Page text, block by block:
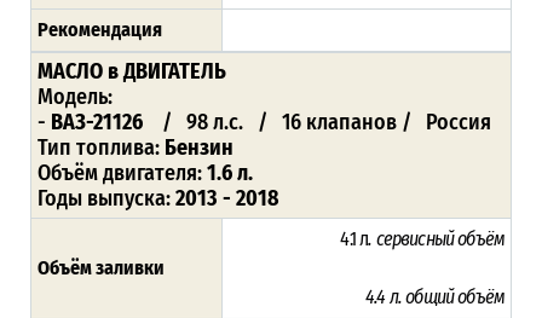
Рекомендация
МАСЛО в ДВИГАТЕЛЬ
Модель:
- ВАЗ-21126 / 98 л.с. / 16 клапанов / Россия
Тип топлива: Бензин
Объём двигателя:1.6 л.
Годы выпуска:2013 - 2018
Объём заливки
4.1 л. сервисный объём
4.4 л. общийобъём